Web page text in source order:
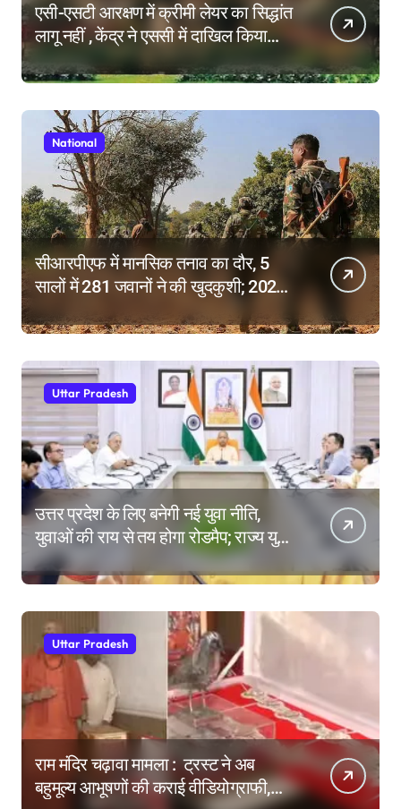
एसी-एसटी आरक्षण में क्रीमी लेयर का सिद्धांत
लागू नहीं , केंद्र ने एससी में दाखिल किया
हलफनामा; याचिकाएं खारिज करने की मांग
National
सीआरपीएफ में मानसिक तनाव का दौर, 5
सालों में 281 जवानों ने की खुदकुशी; 2025
Uttar Pradesh
उत्तर प्रदेश के लिए बनेगी नई युवा नीति,
युवाओं की राय से तय होगा रोडमैप; राज्य युवा
आयोग के गठन पर भी मंथन
Uttar Pradesh
राम मंदिर चढ़ावा मामला : ट्रस्ट ने अब
बहुमूल्य आभूषणों की कराई वीडियोग्राफी,